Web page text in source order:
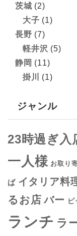
茨城 (2)
大子 (1)
長野 (7)
軽井沢 (5)
静岡 (11)
掛川
(1)
ジャンル
23時過ぎ入
一人様 お取り
ば イタリア料
るお店 バー ピ
ランチ ラ